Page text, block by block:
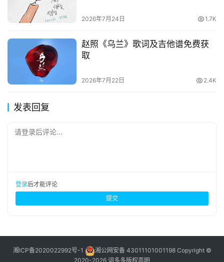
2026年7月24日 1.7K
赵照《乌兰》歌词及吉他谱免费获
取
2026年7月22日 2.4K
发表回复
请登录后评论...
登录后才能评论
提交
湘ICP备2020022992号-1 湘公网安备 43011101001198Copyright ©
2020-2026 词多多版权声明